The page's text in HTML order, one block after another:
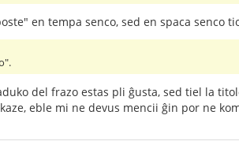
en tempa senco, sed en spaca senco
del frazo estas pli ĝusta, sed tiel la
eble mi ne devus mencii ĝin por ne